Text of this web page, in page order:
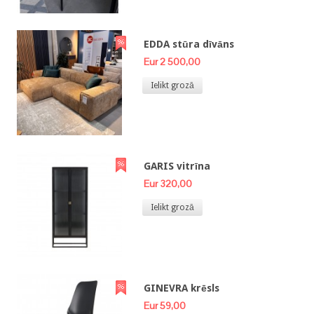
EDDA stūra dīvāns
Eur 2 500,00
Ielikt grozā
GARIS vitrīna
Eur 320,00
Ielikt grozā
GINEVRA krēsls
Eur 59,00